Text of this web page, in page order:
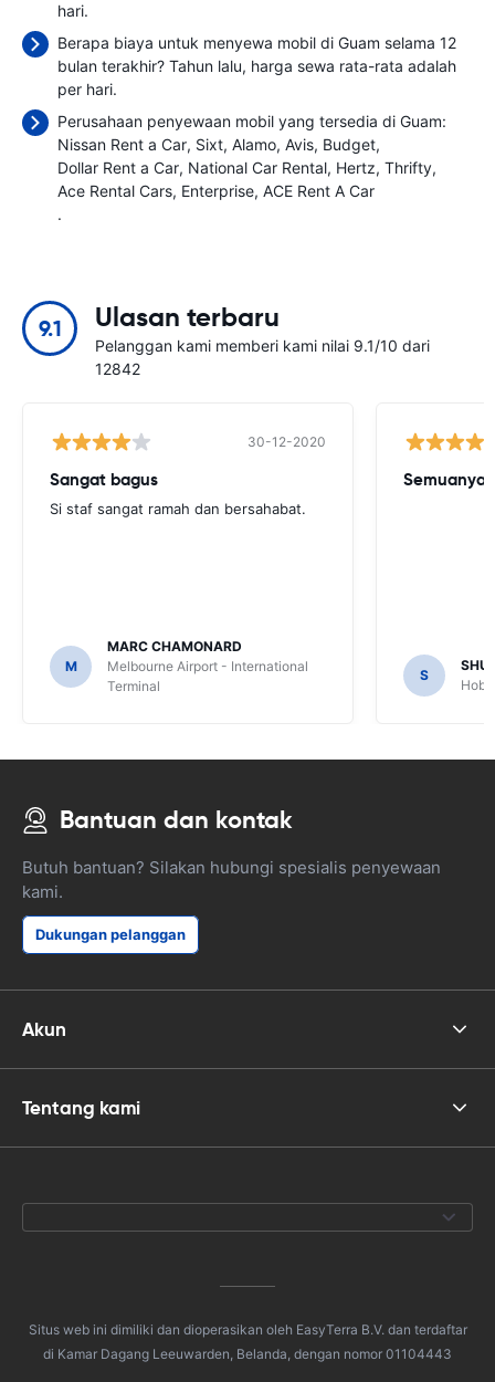
hari.
Berapa biaya untuk menyewa mobil di Guam selama 12
bulan terakhir? Tahun lalu, harga sewa rata-rata adalah
per hari.
Perusahaan penyewaan mobil yang tersedia di Guam:
Nissan Rent a Car Sixt Alamo Avis Budget
Dollar Rent a Car National Car Rental Hertz Thrifty
Ace Rental Cars Enterprise ACE Rent A Car
.
9.1 Ulasan terbaru
Pelanggan kami memberi kami nilai 9.1/10 dari
12842
30-12-2020
Sangat bagus
Si staf sangat ramah dan bersahabat.
M
MARC CHAMONARD
Melbourne Airport - International
Terminal
Semuanya
S
Bantuan dan kontak
Butuh bantuan? Silakan hubungi spesialis penyewaan
kami.
Dukungan pelanggan
Akun
Tentang kami
Situs web ini dimiliki dan dioperasikan oleh EasyTerra B.V. dan terdaftar
di Kamar Dagang Leeuwarden, Belanda, dengan nomor 01104443